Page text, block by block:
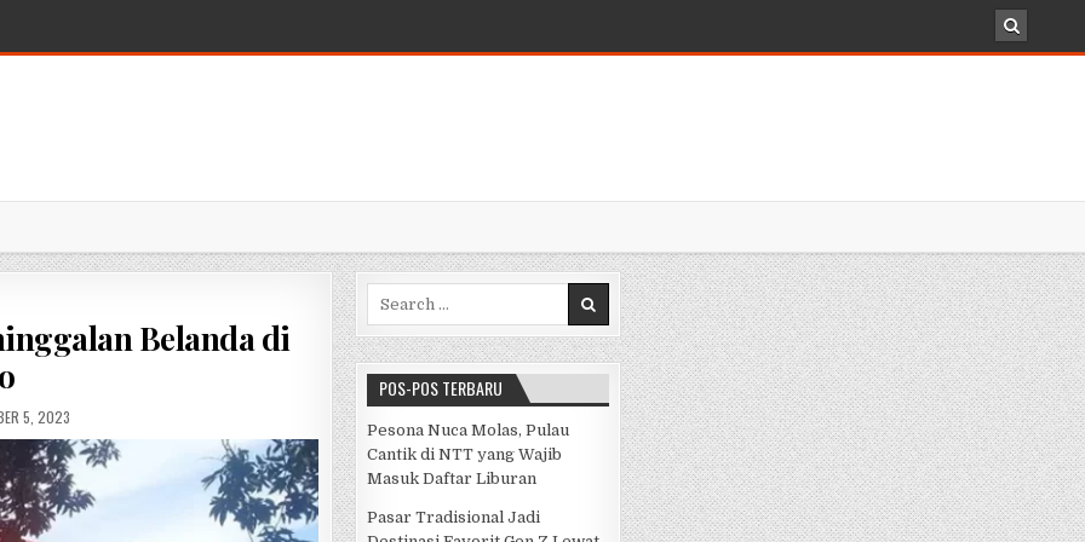
Belanda di
DATE:
5, 2023
Search for:
POS-POS TERBARU
Pesona Nuca Molas, Pulau
Cantik di NTT yang Wajib
Masuk Daftar Liburan
Pasar Tradisional Jadi